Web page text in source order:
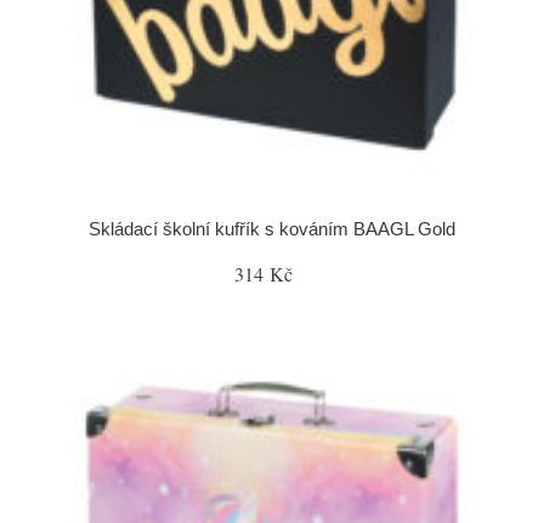
Skládací školní kufřík s kováním BAAGL Gold
314 Kč